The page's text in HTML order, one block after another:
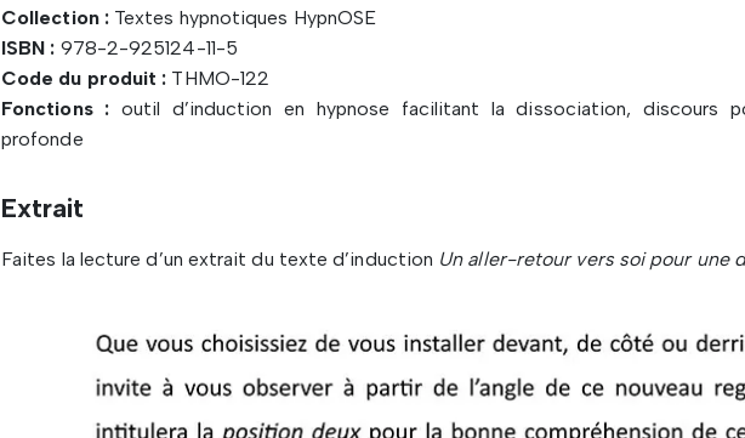
Collection :Textes hypnotiques HypnOSE
ISBN : 978-2-925124-11-5
Code du produit : THMO-122
Fonctions : outil d’induction en hypnose facilitant la dissociation, discours
profonde
Extrait
Faites la lecture d’un extrait du texte d’induction Un aller-retour vers soi pour une